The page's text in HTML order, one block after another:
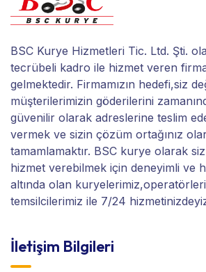
BSC Kurye Hizmetleri Tic. Ltd. Şti.
tecrübeli kadro ile hizmet veren
gelmektedir. Firmamızın hedefi,siz
müşterilerimizin göderilerini
güvenilir olarak adreslerine teslim
vermek ve sizin çözüm ortağınız
tamamlamaktır. BSC kurye olarak
hizmet verebilmek için deneyimli ve
altında olan
temsilcilerimiz ile 7/24
İletişim Bilgileri